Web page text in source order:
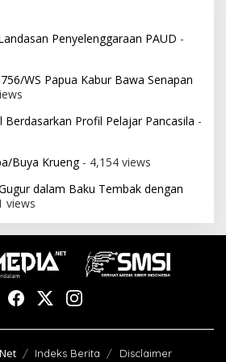
Penyelenggaraan PAUD -
WS Papua Kabur Bawa Senapan
Berdasarkan Profil Pelajar Pancasila -
Buya Krueng- 4,154 views
dalam Baku Tembak dengan
views
Indeks Berita Disclaimer